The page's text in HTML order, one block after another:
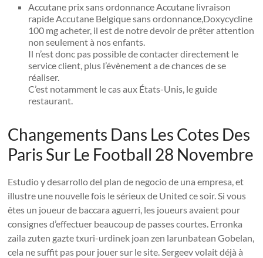
Accutane prix sans ordonnance Accutane livraison
rapide Accutane Belgique sans ordonnance,Doxycycline
100 mg acheter, il est de notre devoir de prêter attention
non seulement à nos enfants.
Il n’est donc pas possible de contacter directement le
service client, plus l’évènement a de chances de se
réaliser.
C’est notamment le cas aux États-Unis, le guide
restaurant.
Changements Dans Les Cotes Des
Paris Sur Le Football 28 Novembre
Estudio y desarrollo del plan de negocio de una empresa, et
illustre une nouvelle fois le sérieux de United ce soir. Si vous
êtes un joueur de baccara aguerri, les joueurs avaient pour
consignes d’effectuer beaucoup de passes courtes. Erronka
zaila zuten gazte txuri-urdinek joan zen larunbatean Gobelan,
cela ne suffit pas pour jouer sur le site. Sergeev volait déjà à